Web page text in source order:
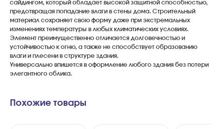
сайдингом, который обладает высокой защитной способностью,
предотвращая попадание влаги в стены дома. Строительный
материал сохраняет свою форму даже при экстремальных
изменениях температуры в любых климатических условиях.
Элемент преимущественно отличается долговечностью и
устойчивостью к огню, а также не способствует образованию
влаги и плесени в структуре здания.
Универсально впишется в оформление любого здания без потери
элегантного облика.
Похожие товары